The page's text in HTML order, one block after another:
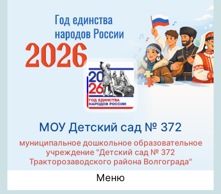
МОУ Детский сад № 372
муниципальное дошкольное образовательное
учреждение "Детский сад № 372
Тракторозаводского района Волгограда"
Меню